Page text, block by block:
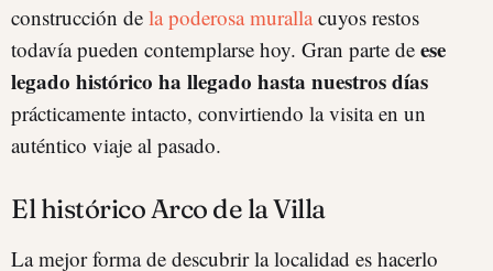
construcción de la poderosa murallacuyos restos
todavía pueden contemplarse hoy. Gran parte de ese
legado histórico ha llegado hasta nuestros días
prácticamente intacto, convirtiendo la visita en un
auténtico viaje al pasado.
El histórico Arco de la Villa
La mejor forma de descubrir la localidad es hacerlo